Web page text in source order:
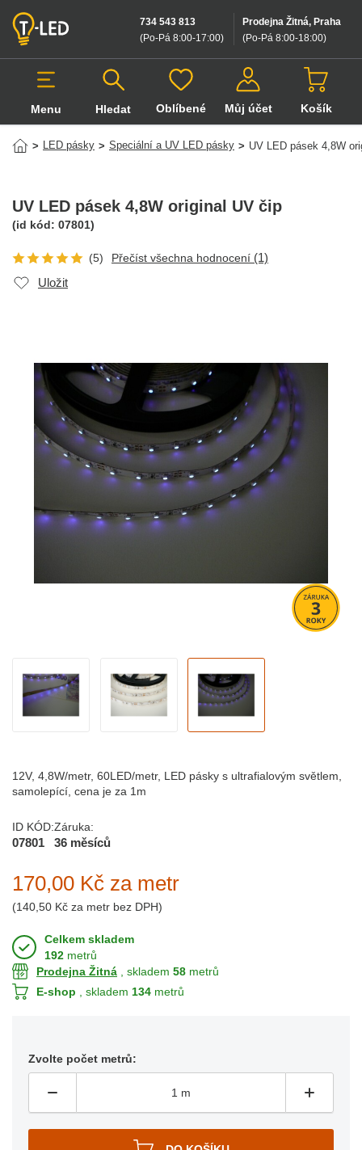
Prodejna Žitná, Praha
(Po-Pá 8:00-18:00)
734 543 813
(Po-Pá 8:00-17:00)
Menu Hledat
Hledat v produktech
Oblíbené Můj účet Košík
> LED pásky > Speciální a UV LED pásky > UV LED pásek 4,8W
UV LED pásek 4,8W original UV čip
(id kód: 07801)
(5) Přečíst všechna hodnocení (1)
Uložit
12V, 4,8W/metr, 60LED/metr, LED pásky s ultrafialovým světlem,
samolepící, cena je za 1m
ID KÓD:
07801
Záruka:
36 měsíců
170,00 Kč za metr
(140,50 Kč za metr bez DPH)
Celkem skladem
192 metrů
Prodejna Žitná , skladem 58 metrů
E-shop , skladem 134 metrů
Zvolte počet metrů: